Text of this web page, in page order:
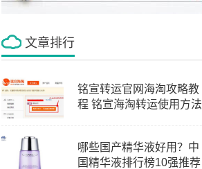
文章排行
铭宣转运官网海淘攻略教
程 铭宣海淘转运使用方法
哪些国产精华液好用？中
国精华液排行榜10强推荐